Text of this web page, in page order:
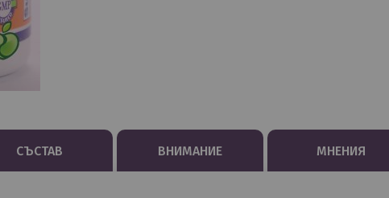
СЪСТАВ ВНИМАНИЕ МНЕНИЯ